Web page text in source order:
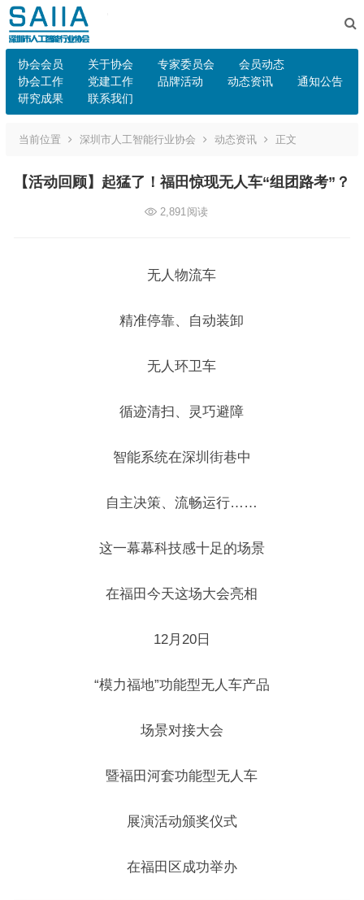
协会会员 关于协会 专家委员会
会员动态
协会工作
党建工作 品牌活动 动态资讯
通知公告
研究成果
联系我们
当前位置 深圳市人工智能行业协会 动态资讯 正文
【活动回顾】起猛了！福田惊现无人车“组团路考”？
2,891阅读
无人物流车
精准停靠、自动装卸
无人环卫车
循迹清扫、灵巧避障
智能系统在深圳街巷中
自主决策、流畅运行……
这一幕幕科技感十足的场景
在福田今天这场大会亮相
12月20日
“模力福地”功能型无人车产品
场景对接大会
暨福田河套功能型无人车
展演活动颁奖仪式
在福田区成功举办